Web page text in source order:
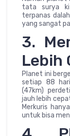
tata surya
terpanas
yang sangat
3.
Lebih
Planet ini
setiap 88
(47km)
jauh lebih
Merkuris
untuk bisa